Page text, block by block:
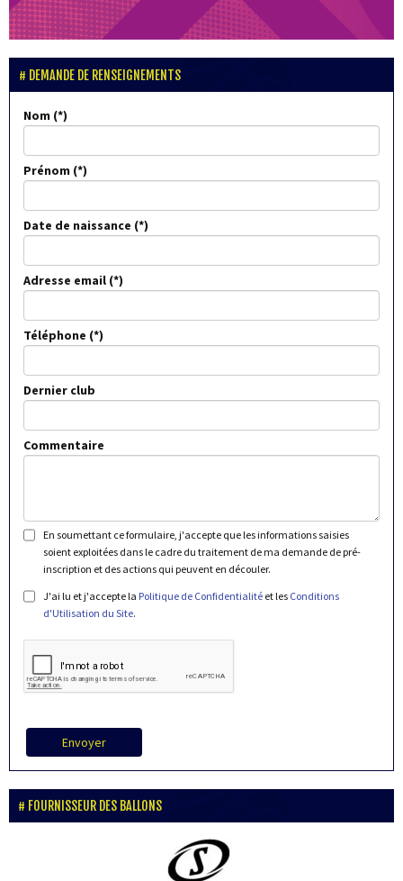
DEMANDE DE RENSEIGNEMENTS
Nom
Prénom
Date de naissance
Adresse email
Téléphone
Dernier club
Commentaire
En soumettant ce formulaire, j'accepte que les informations saisies
soient exploitées dans le cadre du traitement de ma demande de pré-
inscription et des actions qui peuvent en découler.
J'ai lu et j'accepte la Politique de Confidentialité et les Conditions
d'Utilisation du Site.
Envoyer
FOURNISSEUR DES BALLONS